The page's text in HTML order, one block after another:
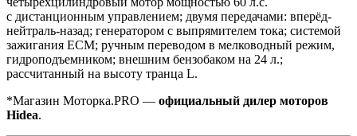
с дистанционным управлением; двумя передачами: вперёд-
нейтраль-назад; генератором с выпрямителем тока; системой
зажигания ECM; ручным переводом в мелководный режим,
гидроподъемником; внешним бензобаком на 24 л.;
рассчитанный на высоту транца L.
*Магазин Моторка.PRO ― официальный дилер моторов
Hidea.